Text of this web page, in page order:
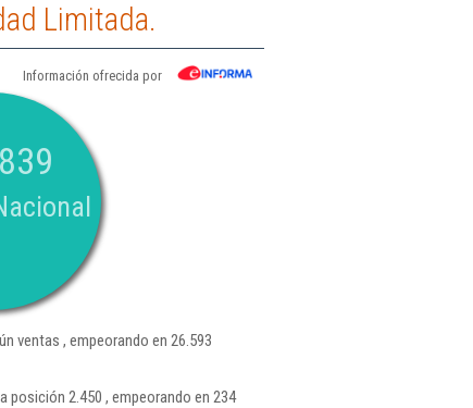
Limitada.
Información ofrecida por
ventas , empeorando en 26.593
posición 2.450 , empeorando en 234